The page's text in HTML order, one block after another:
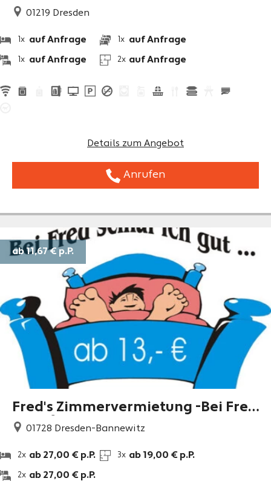
01219 Dresden
1x auf Anfrage
1x auf Anfrage
1x auf Anfrage
2x auf Anfrage
Details zum Angebot
Anrufen
Fred's Zimmervermietung -Bei Fred
schlaf ich gut!
01728 Dresden-Bannewitz
2x ab 27,00 € p.P.
2x ab 27,00 € p.P.
3x ab 19,00 € p.P.
ab 11,67 € p.P.